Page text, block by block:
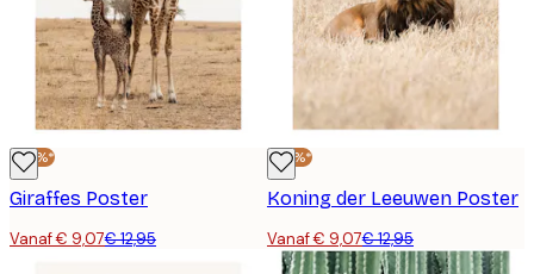
-30%*
Giraffes Poster
Vanaf € 9,07€ 12,95
-30%*
Koning der Leeuwen Poster
Vanaf € 9,07€ 12,95